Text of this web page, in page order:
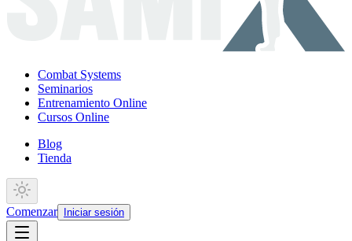
Combat Systems
Seminarios
Entrenamiento Online
Cursos Online
Blog
Tienda
Comenzar Iniciar sesión